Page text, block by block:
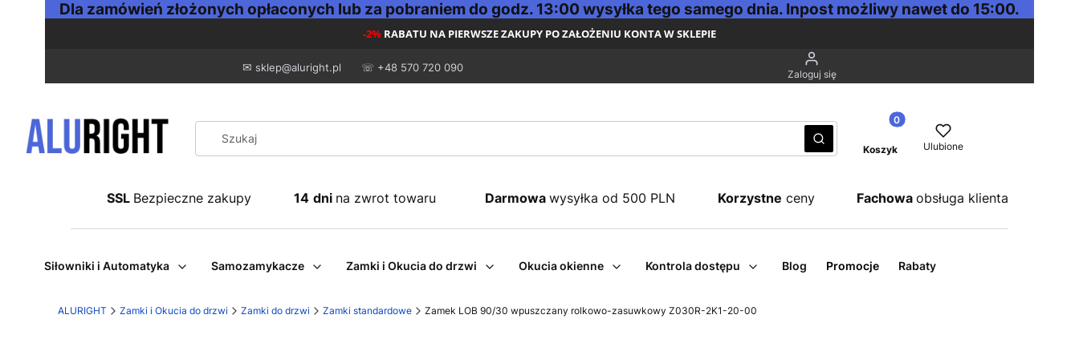
Dla zamówień złożonych opłaconych lub za pobraniem do godz. 13:00 wysyłka tego samego dnia. Inpost możliwy nawet do 15:00.
-2% RABATU NA PIERWSZE ZAKUPY PO ZAŁOŻENIU KONTA W SKLEPIE
✉ sklep@aluright.pl ☏ +48 570 720 090 Zaloguj się
WyczyśćSzukaj
Produkty w koszyku: 0. Zobacz
Koszyk Ulubione
SSL Bezpieczne zakupy 14 dni na zwrot towaru Darmowa wysyłka od 500 PLN Korzystne ceny Fachowa obsługa klienta
Siłowniki i Automatyka Samozamykacze Zamki i Okucia do drzwi Okucia okienne Kontrola dostępu Blog Promocje Rabaty
ALURIGHT Zamki i Okucia do drzwi Zamki do drzwi Zamki standardowe Zamek LOB 90/30 wpuszczany rolkowo-zasuwkowy Z030R-2K1-20-00